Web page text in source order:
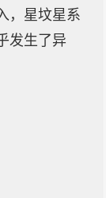
，星坟星系
发生了异